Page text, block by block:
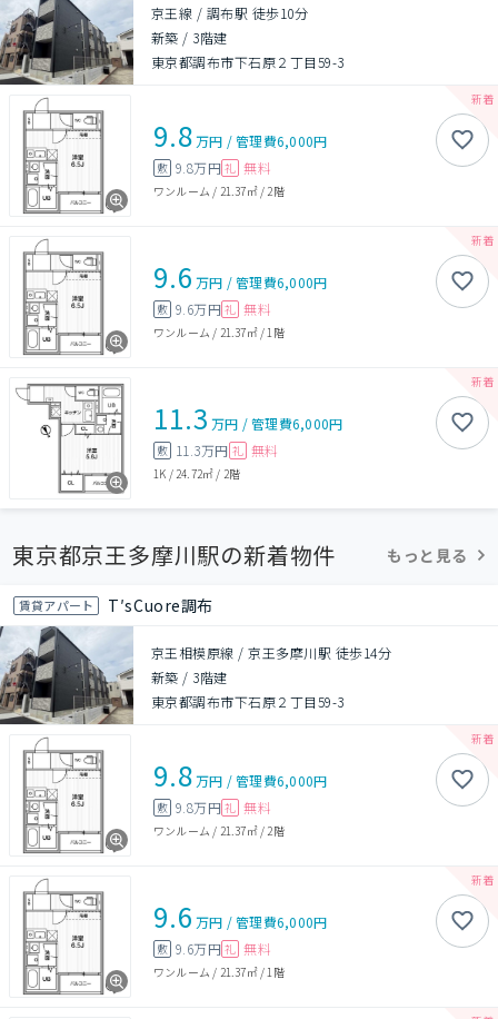
京王線 / 調布駅 徒歩10分
新築 / 3階建
東京都調布市下石原２丁目59-3
9.8万円 /管理費6,000円
敷 9.8万円 礼 無料
ワンルーム / 21.37㎡/ 2階
9.6 万円 /管理費6,000円
敷 9.6万円 礼 無料
ワンルーム / 21.37㎡/ 1階
11.3 万円 /管理費6,000円
敷 11.3万円 礼 無料
1K / 24.72㎡ / 2階
東京都京王多摩川駅の新着物件 もっと見る
賃貸アパート T′sCuore調布
京王相模原線 / 京王多摩川駅 徒歩14分
新築 / 3階建
東京都調布市下石原２丁目59-3
9.8万円 /管理費6,000円
敷 9.8万円 礼 無料
ワンルーム / 21.37㎡/ 2階
9.6 万円 /管理費6,000円
敷 9.6万円 礼 無料
ワンルーム / 21.37㎡/ 1階